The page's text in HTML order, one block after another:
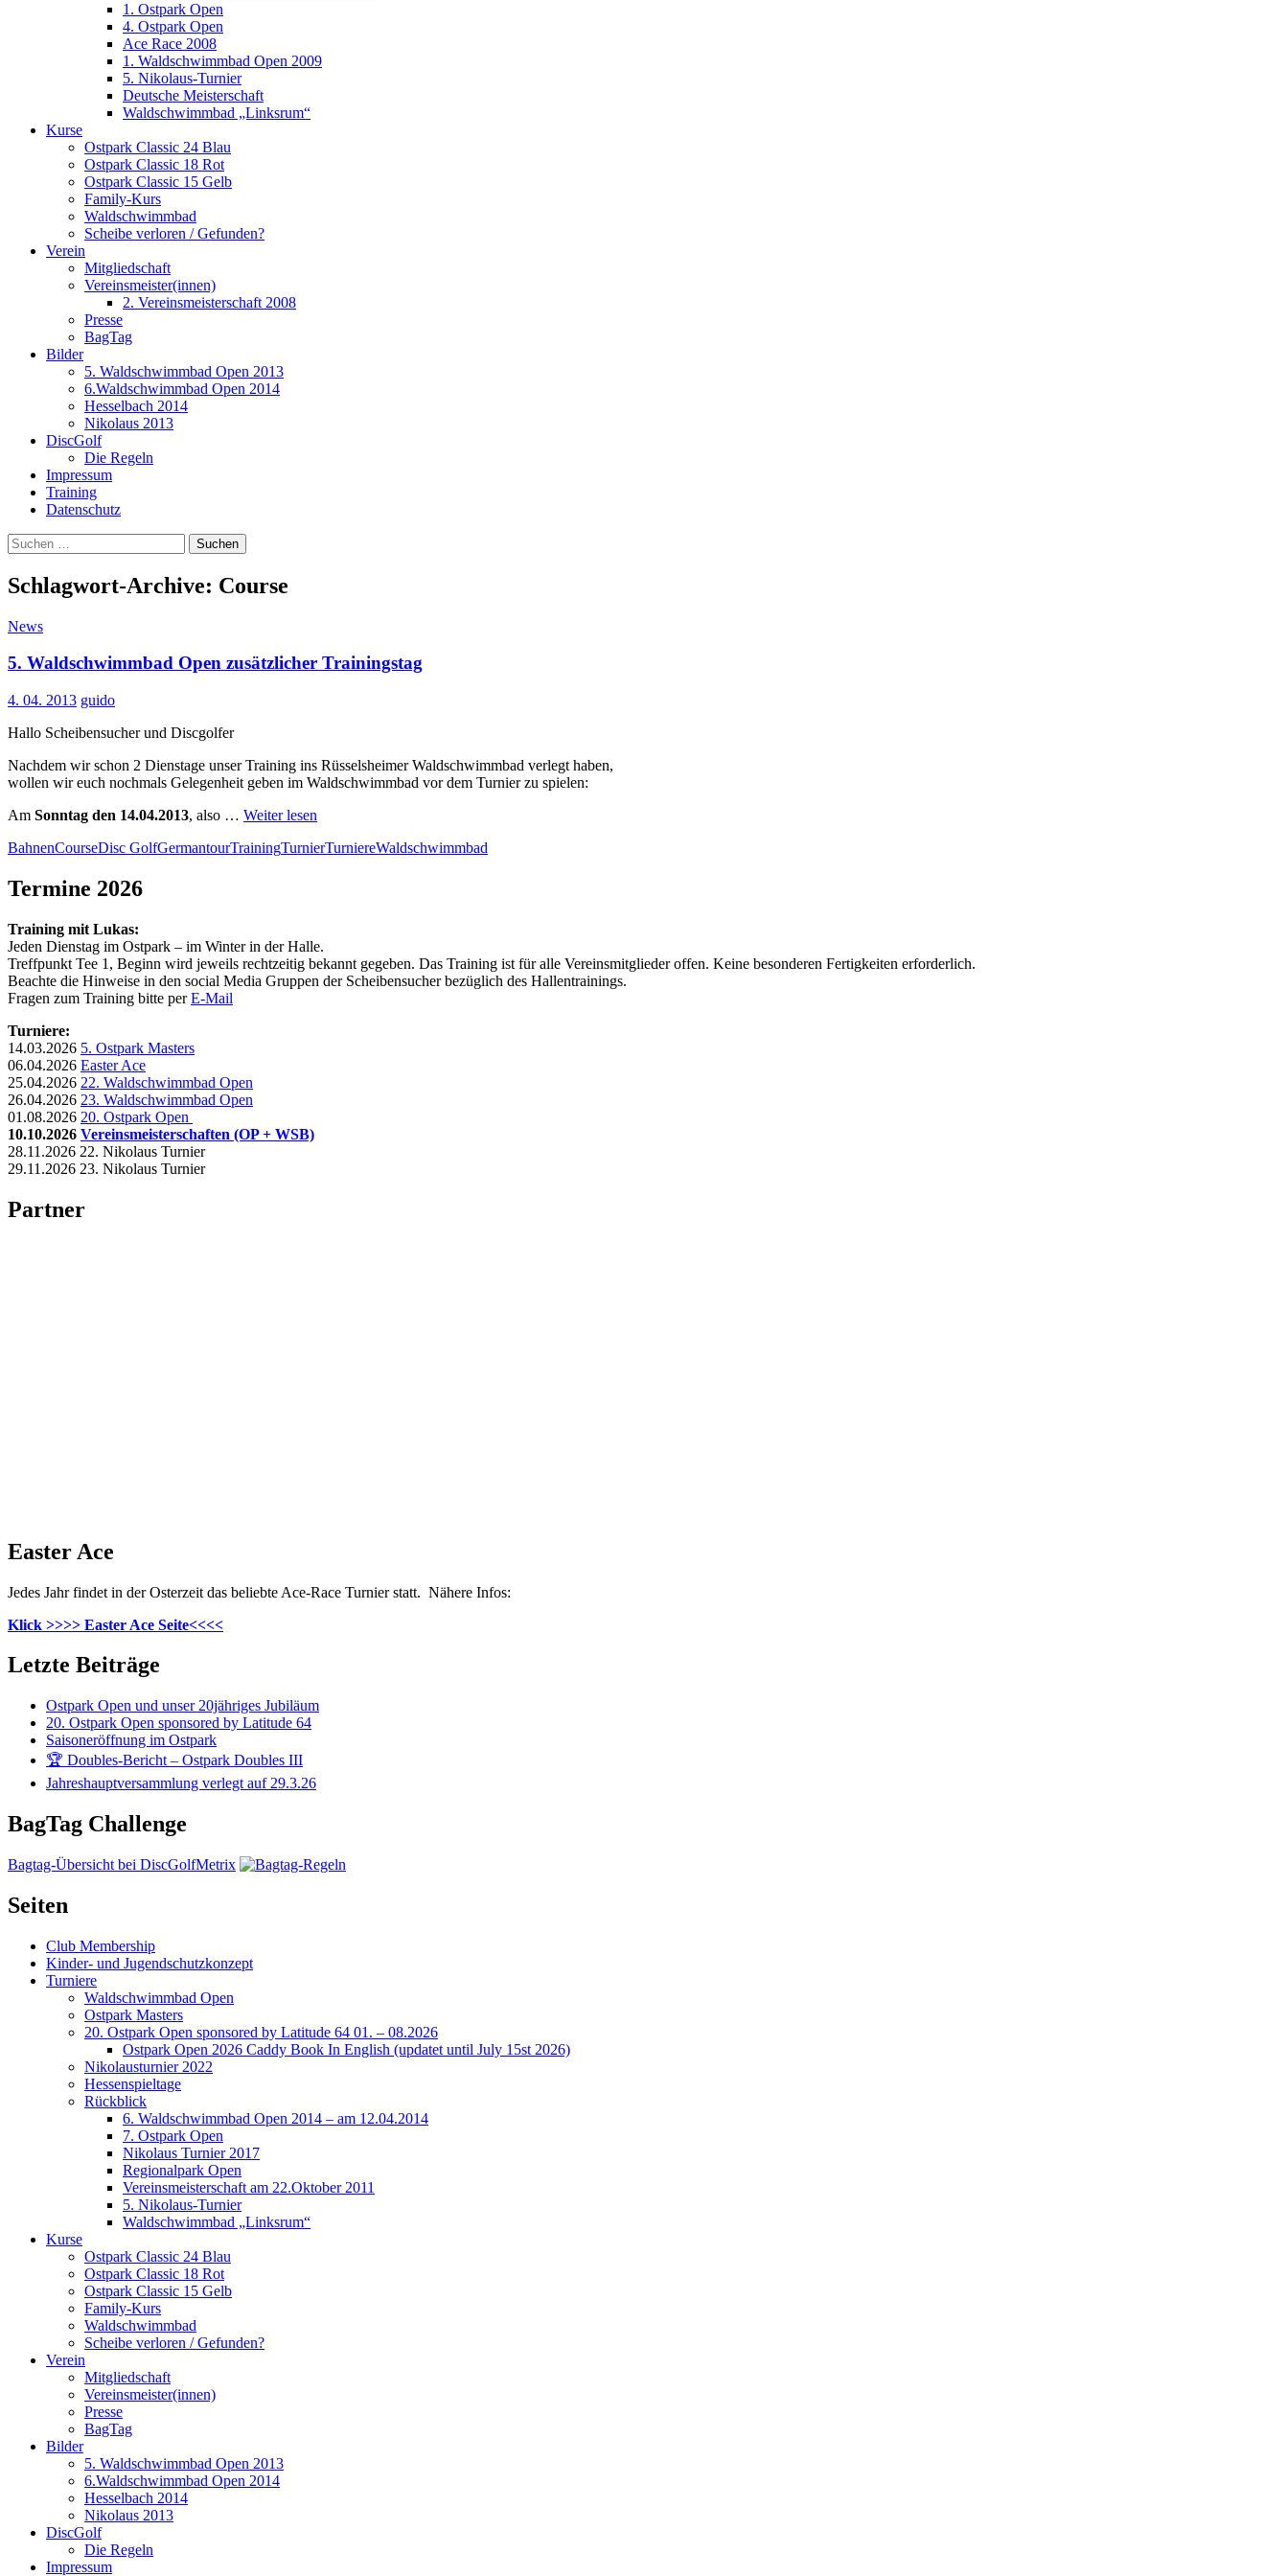
1. Ostpark Open
4. Ostpark Open
Ace Race 2008
1. Waldschwimmbad Open 2009
5. Nikolaus-Turnier
Deutsche Meisterschaft
Waldschwimmbad „Linksrum“
Kurse
Ostpark Classic 24 Blau
Ostpark Classic 18 Rot
Ostpark Classic 15 Gelb
Family-Kurs
Waldschwimmbad
Scheibe verloren / Gefunden?
Verein
Mitgliedschaft
Vereinsmeister(innen)
2. Vereinsmeisterschaft 2008
Presse
BagTag
Bilder
5. Waldschwimmbad Open 2013
6.Waldschwimmbad Open 2014
Hesselbach 2014
Nikolaus 2013
DiscGolf
Die Regeln
Impressum
Training
Datenschutz
Suchen
nach:
Schlagwort-Archive: Course
News
5. Waldschwimmbad Open zusätzlicher Trainingstag
4. 04. 2013 guido
Hallo Scheibensucher und Discgolfer
Nachdem wir schon 2 Dienstage unser Training ins Rüsselsheimer Waldschwimmbad verlegt haben,
wollen wir euch nochmals Gelegenheit geben im Waldschwimmbad vor dem Turnier zu spielen:
Am Sonntag den 14.04.2013, also … Weiter lesen
BahnenCourseDisc GolfGermantourTrainingTurnierTurniereWaldschwimmbad
Termine 2026
Training mit Lukas:
Jeden Dienstag im Ostpark – im Winter in der Halle.
Treffpunkt Tee 1, Beginn wird jeweils rechtzeitig bekannt gegeben. Das Training ist für alle Vereinsmitglieder offen. Keine besonderen Fertigkeiten erforderlich.
Beachte die Hinweise in den social Media Gruppen der Scheibensucher bezüglich des Hallentrainings.
Fragen zum Training bitte perE-Mail
Turniere:
14.03.2026 5. Ostpark Masters
06.04.2026 Easter Ace
25.04.2026 22. Waldschwimmbad Open
26.04.2026 23. Waldschwimmbad Open
01.08.2026 20. Ostpark Open
10.10.2026 Vereinsmeisterschaften (OP + WSB)
28.11.2026 22. Nikolaus Turnier
29.11.2026 23. Nikolaus Turnier
Partner
Easter Ace
Jedes Jahr findet in der Osterzeit das beliebte Ace-Race Turnier statt. Nähere Infos:
Klick >>>> Easter Ace Seite<<<<
Letzte Beiträge
Ostpark Open und unser 20jähriges Jubiläum
20. Ostpark Open sponsored by Latitude 64
Saisoneröffnung im Ostpark
🏆 Doubles-Bericht – Ostpark Doubles III
Jahreshauptversammlung verlegt auf 29.3.26
BagTag Challenge
Bagtag-Übersicht bei DiscGolfMetrix
Seiten
Club Membership
Kinder- und Jugendschutzkonzept
Turniere
Waldschwimmbad Open
Ostpark Masters
20. Ostpark Open sponsored by Latitude 64 01. – 08.2026
Ostpark Open 2026 Caddy Book In English (updatet until July 15st 2026)
Nikolausturnier 2022
Hessenspieltage
Rückblick
6. Waldschwimmbad Open 2014 – am 12.04.2014
7. Ostpark Open
Nikolaus Turnier 2017
Regionalpark Open
Vereinsmeisterschaft am 22.Oktober 2011
5. Nikolaus-Turnier
Waldschwimmbad „Linksrum“
Kurse
Ostpark Classic 24 Blau
Ostpark Classic 18 Rot
Ostpark Classic 15 Gelb
Family-Kurs
Waldschwimmbad
Scheibe verloren / Gefunden?
Verein
Mitgliedschaft
Vereinsmeister(innen)
Presse
BagTag
Bilder
5. Waldschwimmbad Open 2013
6.Waldschwimmbad Open 2014
Hesselbach 2014
Nikolaus 2013
DiscGolf
Die Regeln
Impressum